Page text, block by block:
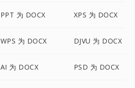
PPT 为 DOCX XPS 为 DOCX
WPS 为 DOCX DJVU 为 DOCX
AI 为 DOCX PSD 为 DOCX